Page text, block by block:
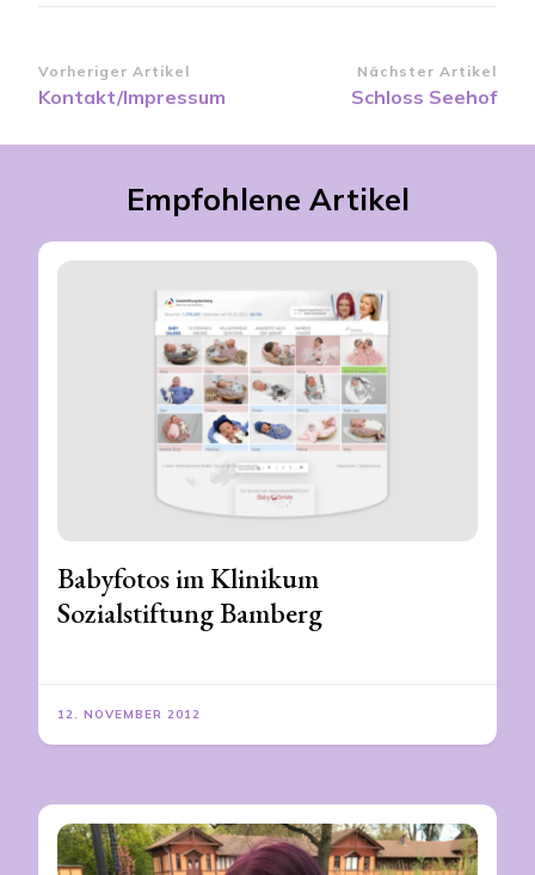
Beitragsnavigation
Vorheriger Artikel
Kontakt/Impressum
Nächster Artikel
Schloss Seehof
Empfohlene Artikel
Babyfotos im Klinikum
Sozialstiftung Bamberg
12. NOVEMBER 2012